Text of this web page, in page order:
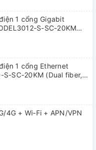
1 cổng Gigabit
S-SC-20KM
1 cổng Ethernet
S-SC-20KM (Dual fiber,
4G + Wi-Fi + APN/VPN